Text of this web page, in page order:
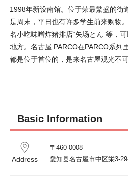
1998年新设南馆。位于荣最繁盛的街
是周末，平日也有许多学生前来购物
名小吃味噌炸猪排店“矢场とん”等，
地方。名古屋 PARCO在PARCO系列
都是位于首位的，是来名古屋观光不可
Basic Information
Address
〒460-0008
愛知县名古屋市中区栄3-